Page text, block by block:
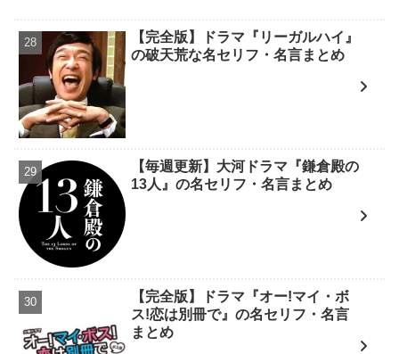
【完全版】ドラマ『リーガルハイ』
の破天荒な名セリフ・名言まとめ
【毎週更新】大河ドラマ『鎌倉殿の
13人』の名セリフ・名言まとめ
【完全版】ドラマ『オー!マイ・ボ
ス!恋は別冊で』の名セリフ・名言
まとめ